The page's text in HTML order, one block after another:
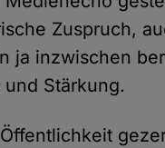
Zuspruch,
ja inzwischen
Stärkung.